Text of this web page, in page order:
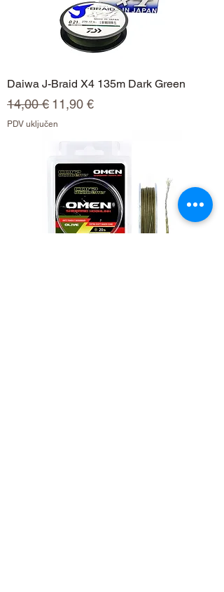
Daiwa J-Braid X4 135m Dark Green
Redovna cijena
14,00 € Cijena s popustom
11,90 €
PDV uključen